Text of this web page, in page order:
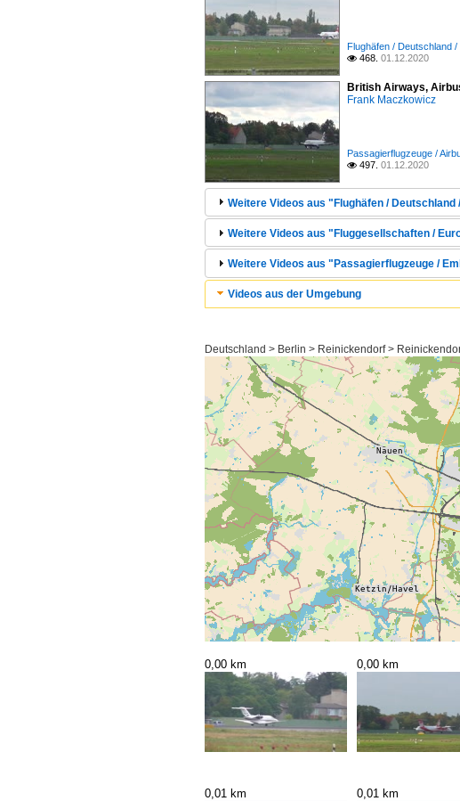
Flughäfen / Deutschland
 468. 01.12.2020
British Airways,
Frank Maczkowicz
Passagierflugzeuge /
 497. 01.12.2020
Weitere Videos aus "Flughäfen /
Weitere Videos aus "Fluggesellschaften /
Weitere Videos aus "Passagierflugzeuge /
Videos aus der Umgebung
Deutschland > Berlin > Reinickendorf >
0,00 km 0,00 km
0,01 km 0,01 km